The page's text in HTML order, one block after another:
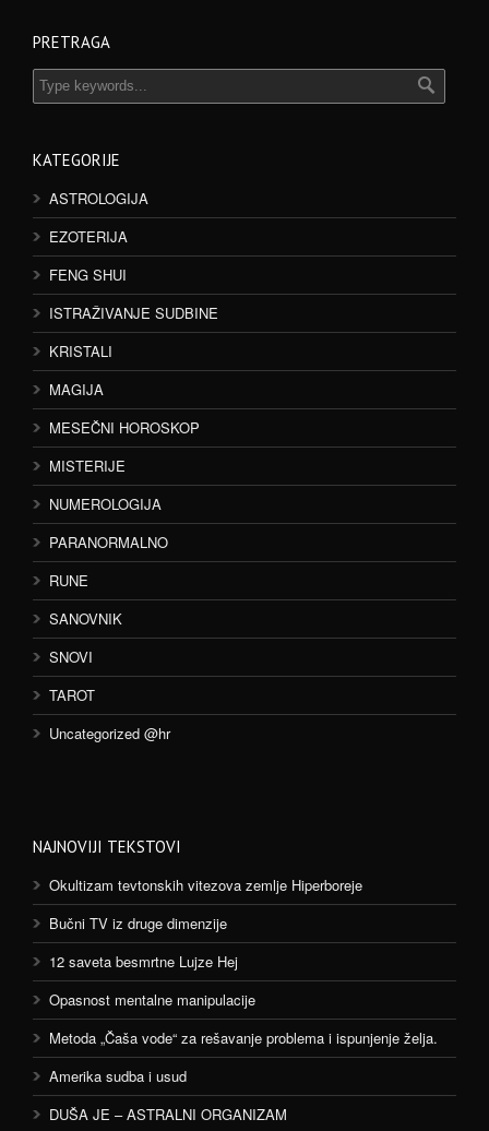
PRETRAGA
KATEGORIJE
ASTROLOGIJA
EZOTERIJA
FENG SHUI
ISTRAŽIVANJE SUDBINE
KRISTALI
MAGIJA
MESEČNI HOROSKOP
MISTERIJE
NUMEROLOGIJA
PARANORMALNO
RUNE
SANOVNIK
SNOVI
TAROT
Uncategorized @hr
NAJNOVIJI TEKSTOVI
Okultizam tevtonskih vitezova zemlje Hiperboreje
Bučni TV iz druge dimenzije
12 saveta besmrtne Lujze Hej
Opasnost mentalne manipulacije
Metoda „Čaša vode“ za rešavanje problema i ispunjenje želja.
Amerika sudba i usud
DUŠA JE – ASTRALNI ORGANIZAM